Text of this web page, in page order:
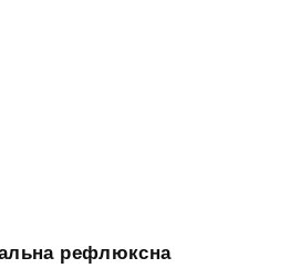
рефлюксна